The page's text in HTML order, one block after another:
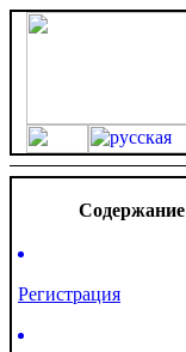
Cодержание
Регистрация